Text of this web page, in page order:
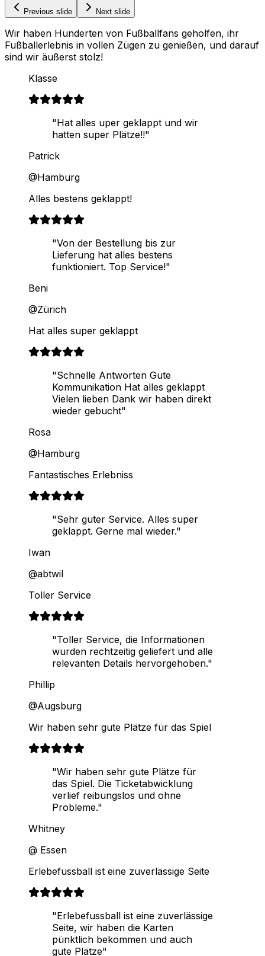
Previous slide Next slide
Wir haben Hunderten von Fußballfans geholfen, ihr
Fußballerlebnis in vollen Zügen zu genießen, und darauf
sind wir äußerst stolz!
Klasse
"Hat alles uper geklappt und wir
hatten super Plätze!!"
Patrick
@Hamburg
Alles bestens geklappt!
"Von der Bestellung bis zur
Lieferung hat alles bestens
funktioniert. Top Service!"
Beni
@Zürich
Hat alles super geklappt
"Schnelle Antworten Gute
Kommunikation Hat alles geklappt
Vielen lieben Dank wir haben direkt
wieder gebucht"
Rosa
@Hamburg
Fantastisches Erlebniss
"Sehr guter Service. Alles super
geklappt. Gerne mal wieder."
Iwan
@abtwil
Toller Service
"Toller Service, die Informationen
wurden rechtzeitig geliefert und alle
relevanten Details hervorgehoben."
Phillip
@Augsburg
Wir haben sehr gute Plätze für das Spiel
"Wir haben sehr gute Plätze für
das Spiel. Die Ticketabwicklung
verlief reibungslos und ohne
Probleme."
Whitney
@ Essen
Erlebefussball ist eine zuverlässige Seite
"Erlebefussball ist eine zuverlässige
Seite, wir haben die Karten
pünktlich bekommen und auch
gute Plätze"